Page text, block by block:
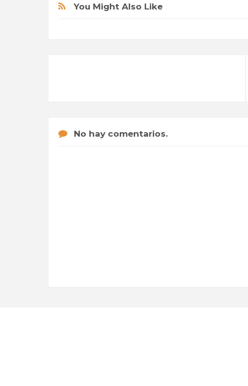
You Might Also Like
No hay comentarios.